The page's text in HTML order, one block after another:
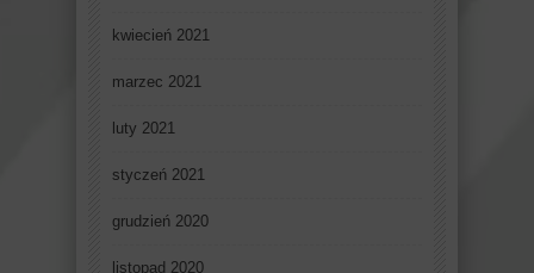
kwiecień 2021
marzec 2021
luty 2021
styczeń 2021
grudzień 2020
listopad 2020